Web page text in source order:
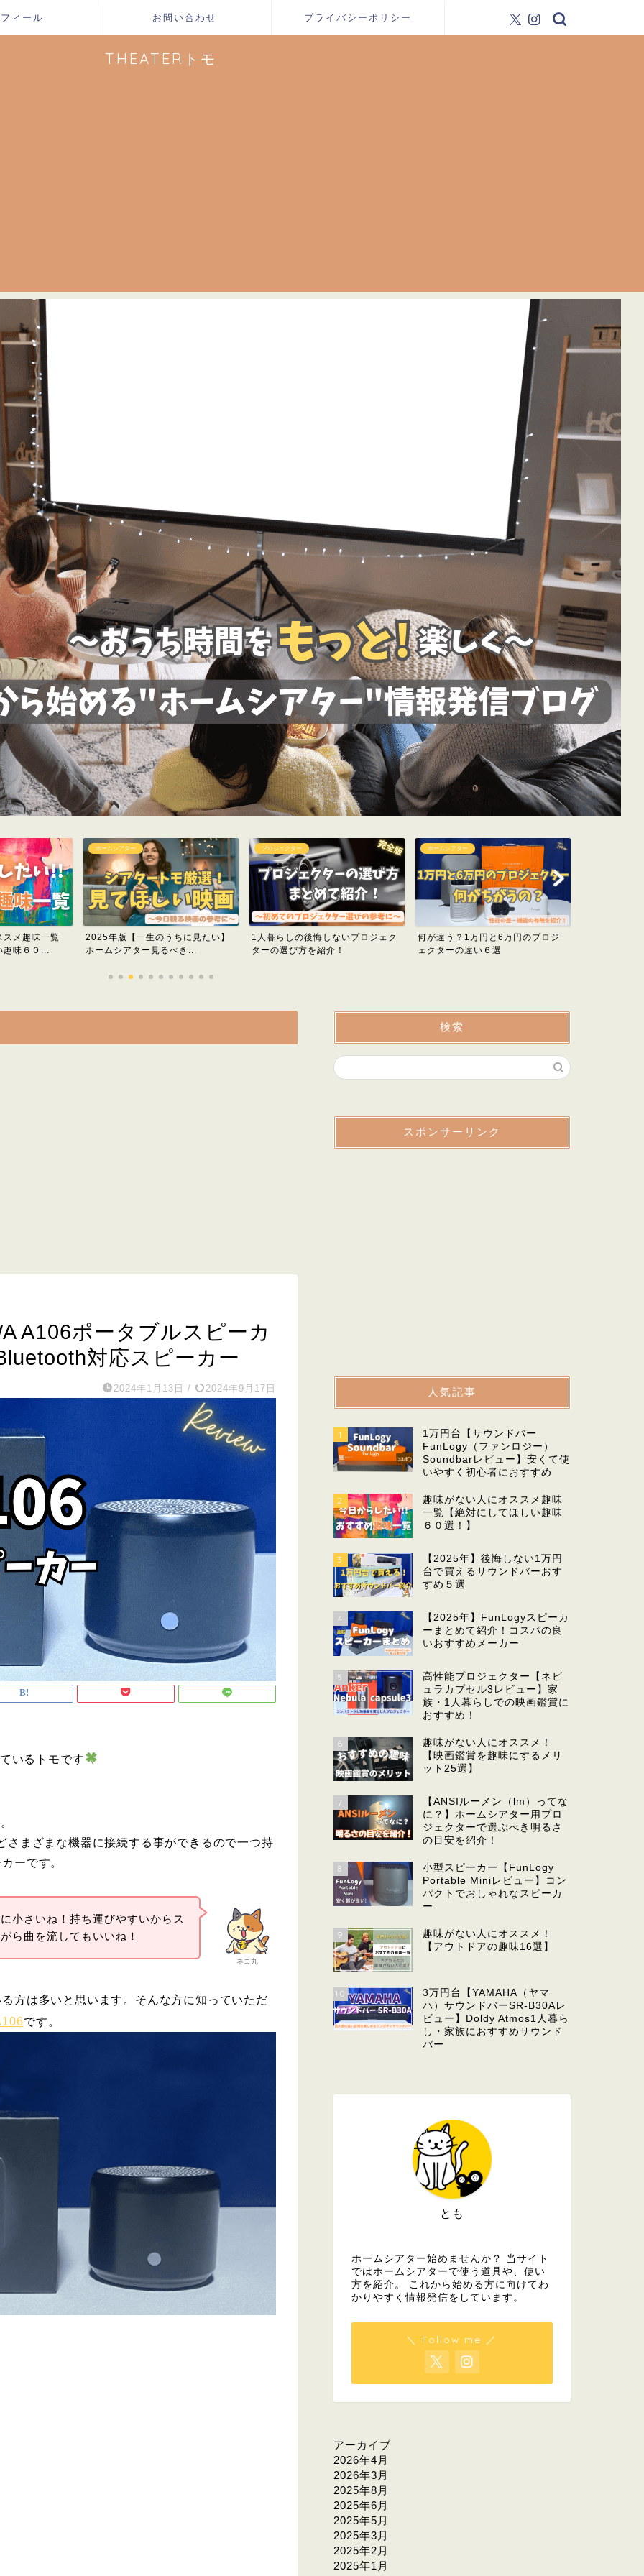
ィール お問い合わせ プライバシーポリシー
THEATERトモ
ちに見たい】
べき...
プロジェクター
1人暮らしの後悔しないプロジェク
ターの選び方を紹介！
ホームシアター
何が違う？1万円と6万円のプロジ
ェクターの違い６選
おすすめの趣味
趣味がない人にオススメ！【映画鑑
賞を趣味にするメリット2...
A106ポータブルスピーカ
対応スピーカー
2024年1月13日 / 2024年9月17日
いるトモです
さまざまな機器に接続する事ができるので一つ持
ーです。
ネコ丸
小さいね！持ち運びやすいからス
ら曲を流してもいいね！
方は多いと思います。そんな方に知っていただ
です。
検索
スポンサーリンク
人気記事
1
1万円台【サウンドバー
FunLogy（ファンロジー）
Soundbarレビュー】安くて使
いやすく初心者におすすめ
2
趣味がない人にオススメ趣味
一覧【絶対にしてほしい趣味
６０選！】
3
【2025年】後悔しない1万円
台で買えるサウンドバーおす
すめ５選
4
【2025年】FunLogyスピーカ
ーまとめて紹介！コスパの良
いおすすめメーカー
5
高性能プロジェクター【ネビ
ュラカプセル3レビュー】家
族・1人暮らしでの映画鑑賞に
おすすめ！
6
趣味がない人にオススメ！
【映画鑑賞を趣味にするメリ
ット25選】
7
【ANSIルーメン（lm）ってな
に？】ホームシアター用プロ
ジェクターで選ぶべき明るさ
の目安を紹介！
8
小型スピーカー【FunLogy
Portable Miniレビュー】コン
パクトでおしゃれなスピーカ
ー
9
趣味がない人にオススメ！
【アウトドアの趣味16選】
10
3万円台【YAMAHA（ヤマ
ハ）サウンドバーSR-B30Aレ
ビュー】Doldy Atmos1人暮ら
し・家族におすすめサウンド
バー
とも
ホームシアター始めませんか？ 当サイト
ではホームシアターで使う道具や、使い
方を紹介。 これから始める方に向けてわ
かりやすく情報発信をしています。
＼ Follow me ／
アーカイブ
2026年4月
2026年3月
2025年8月
2025年6月
2025年5月
2025年3月
2025年2月
2025年1月